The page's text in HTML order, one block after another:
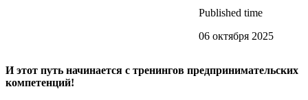
Published time
06 октября 2025
И этот путь начинается с тренингов предпринимательских
компетенций!